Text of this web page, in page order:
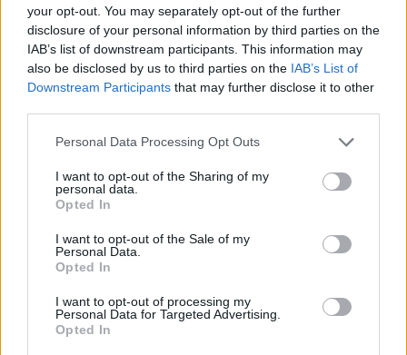
your opt-out. You may separately opt-out of the further
disclosure of your personal information by third parties on the
IAB’s list of downstream participants. This information may
also be disclosed by us to third parties on the IAB’s List of
Downstream Participants that may further disclose it to other
Personal Data Processing Opt Outs
I want to opt-out of the Sharing of my
personal data.
Opted In
I want to opt-out of the Sale of my
Personal Data.
Opted In
I want to opt-out of processing my
Personal Data for Targeted Advertising.
Opted In
Πλούσιος ο απολογισμός του Δημοτικού Ωδείου
Φυλής
06.08.2026 - 08.24